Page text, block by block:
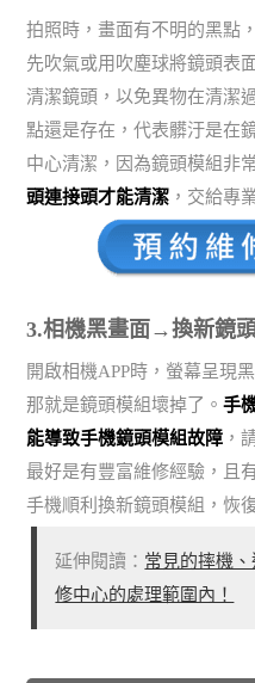
拍照時，畫面有不明的黑點
先吹氣或用吹塵球將鏡頭表
清潔鏡頭，以免異物在清潔
點還是存在，代表髒汙是在
中心清潔，因為鏡頭模組非
頭連接頭才能清潔 ，交給專
3.相機黑畫面→換新鏡
開啟相機APP時，螢幕呈現
那就是鏡頭模組壞掉了。手
能導致手機鏡頭模組故障 ，
最好是有豐富維修經驗，且
手機順利換新鏡頭模組，恢
延伸閱讀： 常見的摔機
修中心的處理範圍內！